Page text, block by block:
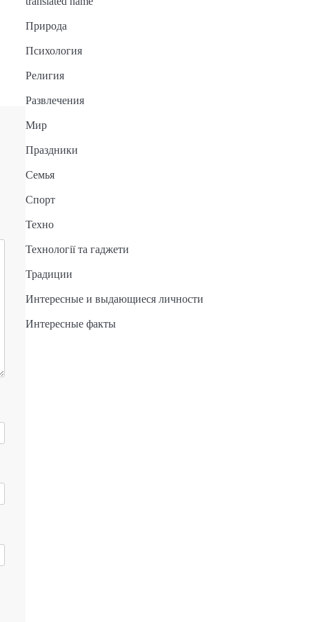
Природа
Психология
Религия
Развлечения
Мир
Праздники
Семья
Спорт
Техно
Технології та гаджети
Традиции
Интересные и выдающиеся личности
Интересные факты